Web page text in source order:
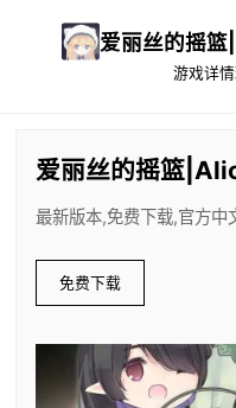
爱丽丝的摇
游戏详情
爱丽丝的摇篮
最新版本,免费下载,官方中
免费下载